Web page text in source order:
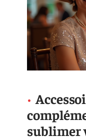
sublimer